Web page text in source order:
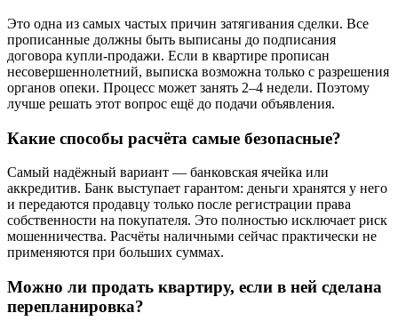
Это одна из самых частых причин затягивания сделки. Все
прописанные должны быть выписаны до подписания
договора купли-продажи. Если в квартире прописан
несовершеннолетний, выписка возможна только с разрешения
органов опеки. Процесс может занять 2–4 недели. Поэтому
лучше решать этот вопрос ещё до подачи объявления.
Какие способы расчёта самые безопасные?
Самый надёжный вариант — банковская ячейка или
аккредитив. Банк выступает гарантом: деньги хранятся у него
и передаются продавцу только после регистрации права
собственности на покупателя. Это полностью исключает риск
мошенничества. Расчёты наличными сейчас практически не
применяются при больших суммах.
Можно ли продать квартиру, если в ней сделана
перепланировка?